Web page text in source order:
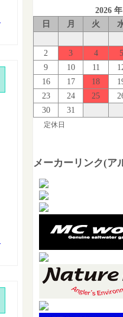
2026
日
月 火
2
3 4 5
9
10 11
16
17 18
23
24 25
30
31
定休日
メーカーリンク(ア